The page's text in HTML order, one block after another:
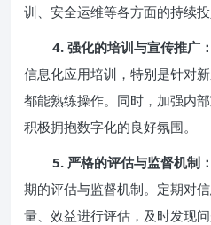
训、安全运维等各方面的持续投
4. 强化的培训与宣传推广：
信息化应用培训，特别是针对
都能熟练操作。同时，加强内
积极拥抱数字化的良好氛围。
5. 严格的评估与监督机制：
期的评估与监督机制。定期对
量、效益进行评估，及时发现